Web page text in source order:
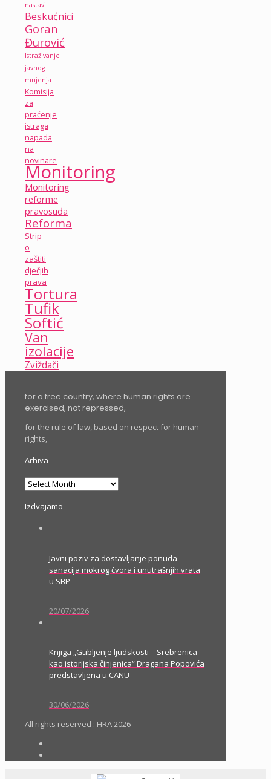
nastavi
Beskućnici
Goran
Đurović
Istraživanje
javnog
mnjenja
Komisija
za
praćenje
istraga
napada
na
novinare
Monitoring
Monitoring
reforme
pravosuđa
Reforma
Strip
o
zaštiti
dječjih
prava
Tortura
Tufik
Softić
Van
izolacije
Zviždači
for a free country, where human rights are
exercised, not repressed,
for the rule of law, based on respect for human
rights,
Arhiva
Arhiva
Izdvajamo
Javni poziv za dostavljanje ponuda –
sanacija mokrog čvora i unutrašnjih vrata
u SBP
20/07/2026
Knjiga „Gubljenje ljudskosti – Srebrenica
kao istorijska činjenica“ Dragana Popovića
predstavljena u CANU
30/06/2026
All rights reserved : HRA 2026